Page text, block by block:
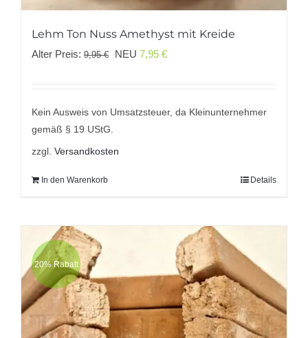
Lehm Ton Nuss Amethyst mit Kreide
Alter Preis: 9,95€
Ursprünglicher
9,95 €
NEU 7,95 €Aktueller
7,95 €.
Kein Ausweis von Umsatzsteuer, da Kleinunternehmer
gemäß § 19 UStG.
zzgl. Versandkosten
In den Warenkorb Details
20% Rabatt